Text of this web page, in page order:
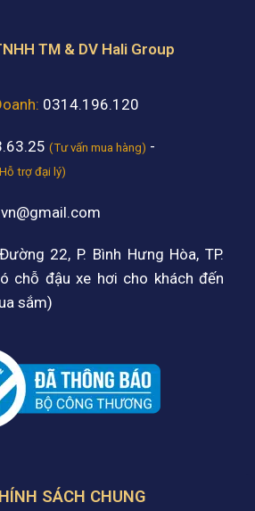
TM & DV Hali Group
0314.196.120
(Tư vấn mua hàng) -
trợ đại lý)
22, P. Bình Hưng Hòa, TP.
chỗ đậu xe hơi cho khách đến
sắm)
SÁCH CHUNG